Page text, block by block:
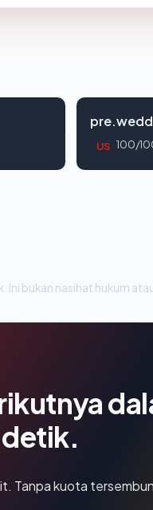
US 100/
Ini bukan nasihat hukum
Tanpa kuota